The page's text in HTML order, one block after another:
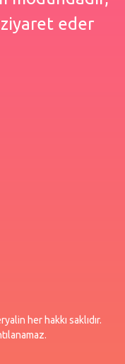
eder
her hakkı saklıdır.